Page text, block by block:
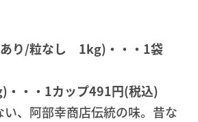
あり/粒なし 1kg)・・・1袋
・・・1カップ491円(税込)
、阿部幸商店伝統の味。昔な